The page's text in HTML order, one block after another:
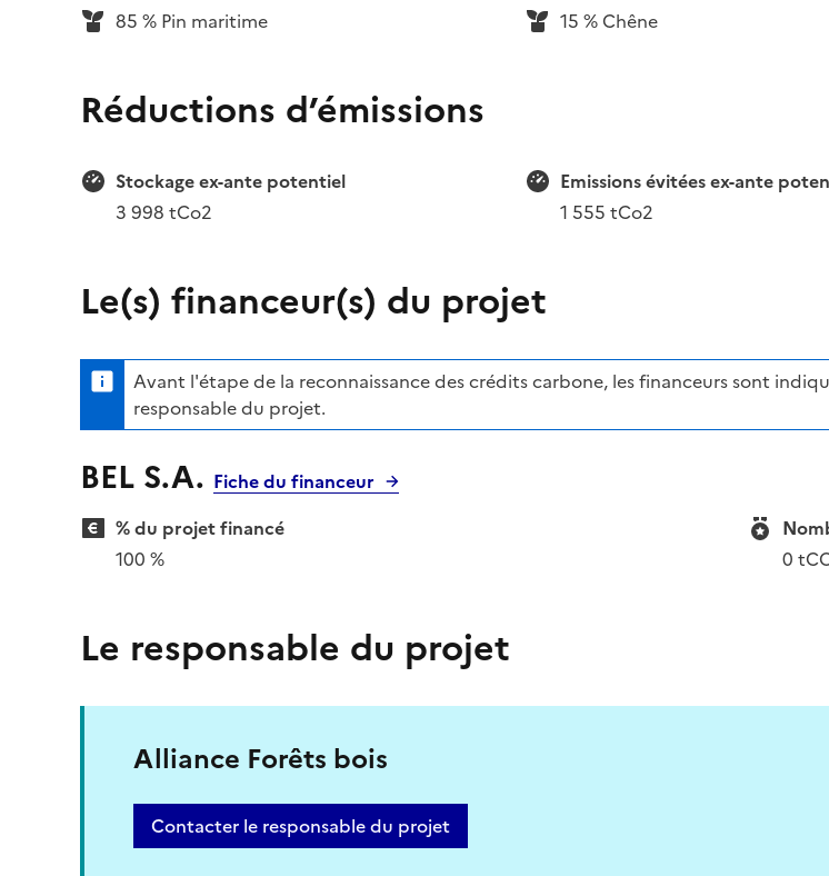
85 % Pin maritime 15 % Chêne
Réductions d’émissions
Stockage ex-ante potentiel
3 998 tCo2
Emissions évitées ex-ante
1 555 tCo2
Le(s) financeur(s) du projet
Avant l'étape de la reconnaissance des crédits carbone, les financeurs sont
responsable du projet.
BEL S.A. Fiche du financeur
% du projet financé
100 %
0
Le responsable du projet
Alliance Forêts bois
Contacter le responsable du projet